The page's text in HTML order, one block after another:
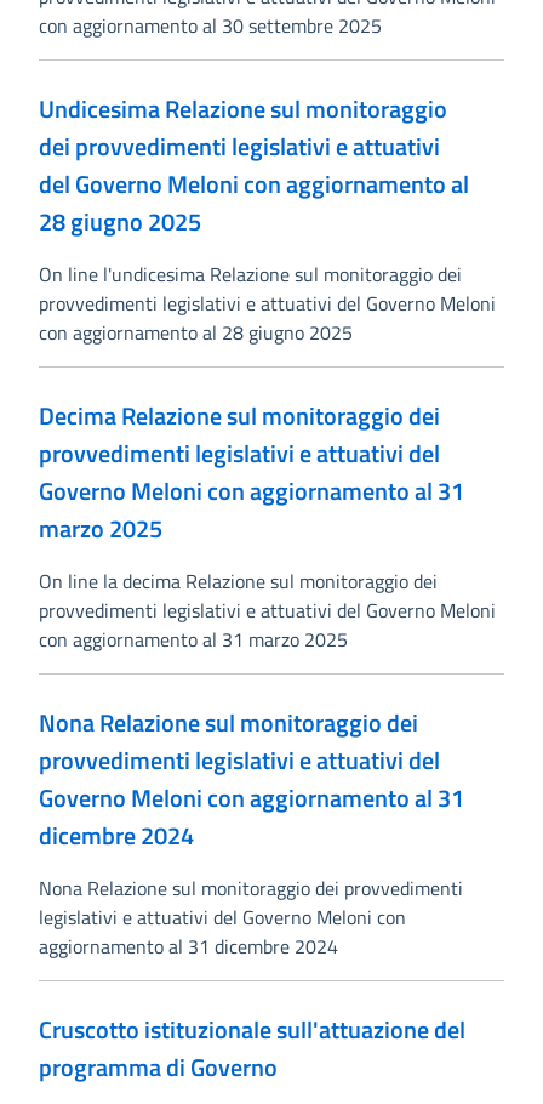
con aggiornamento al 30 settembre 2025
Undicesima Relazione sul monitoraggio
dei provvedimenti legislativi e attuativi
del Governo Meloni con aggiornamento al
28 giugno 2025
On line l'undicesima Relazione sul monitoraggio dei
provvedimenti legislativi e attuativi del Governo Meloni
con aggiornamento al 28 giugno 2025
Decima Relazione sul monitoraggio dei
provvedimenti legislativi e attuativi del
Governo Meloni con aggiornamento al 31
marzo 2025
On line la decima Relazione sul monitoraggio dei
provvedimenti legislativi e attuativi del Governo Meloni
con aggiornamento al 31 marzo 2025
Nona Relazione sul monitoraggio dei
provvedimenti legislativi e attuativi del
Governo Meloni con aggiornamento al 31
dicembre 2024
Nona Relazione sul monitoraggio dei provvedimenti
legislativi e attuativi del Governo Meloni con
aggiornamento al 31 dicembre 2024
Cruscotto istituzionale sull'attuazione del
programma di Governo